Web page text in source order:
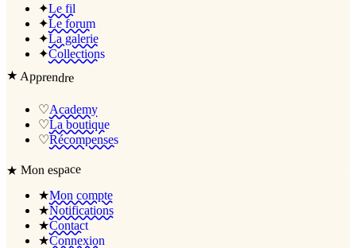
✦Le fil
✦Le forum
✦La galerie
✦Collections
★Apprendre
♡Academy
♡La boutique
♡Récompenses
★Mon espace
★Mon compte
★Notifications
★Contact
★Connexion